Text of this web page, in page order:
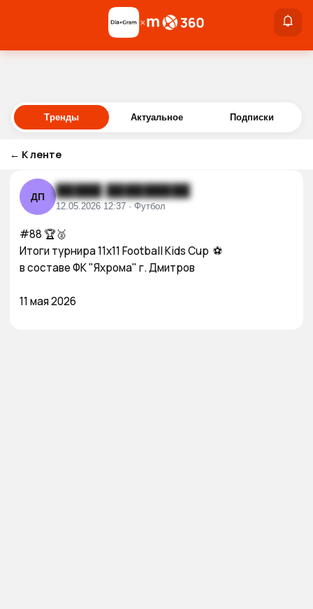
Войти
×
Тренды Актуальное Подписки
← К ленте
ДП █████ █████████
12.05.2026 12:37 · Футбол
#88 🏆🥈
Итоги турнира 11х11 Football Kids Cup  ⚽
в составе ФК "Яхрома" г. Дмитров
11 мая 2026